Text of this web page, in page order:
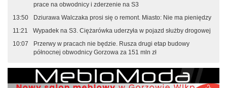
prace na obwodnicy i zderzenie na S3
13:50
Dziurawa Walczaka prosi się o remont. Miasto: Nie ma pieniędzy
11:21
Wypadek na S3. Ciężarówka uderzyła w pojazd służby drogowej
10:07
Przerwy w pracach nie będzie. Rusza drugi etap budowy
północnej obwodnicy Gorzowa za 151 mln zł